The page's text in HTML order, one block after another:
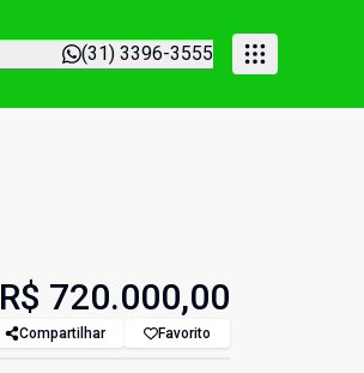
(31) 3396-3555
R$ 720.000,00
Compartilhar Favorito